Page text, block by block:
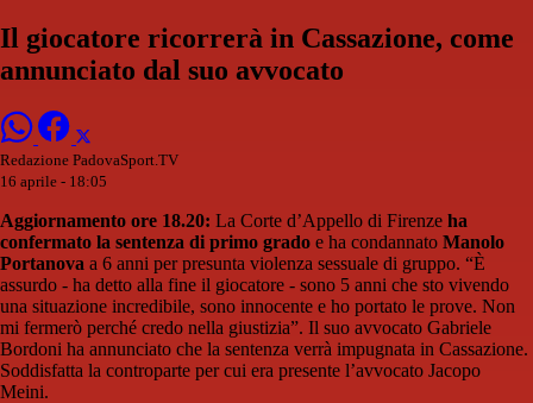
Il giocatore ricorrerà in Cassazione, come
annunciato dal suo avvocato
Redazione PadovaSport.TV
16 aprile - 18:05
Aggiornamento ore 18.20: La Corte d’Appello di Firenze ha
confermato la sentenza di primo grado e ha condannato Manolo
Portanova a 6 anni per presunta violenza sessuale di gruppo. “È
assurdo - ha detto alla fine il giocatore - sono 5 anni che sto vivendo
una situazione incredibile, sono innocente e ho portato le prove. Non
mi fermerò perché credo nella giustizia”. Il suo avvocato Gabriele
Bordoni ha annunciato che la sentenza verrà impugnata in Cassazione.
Soddisfatta la controparte per cui era presente l’avvocato Jacopo
Meini.